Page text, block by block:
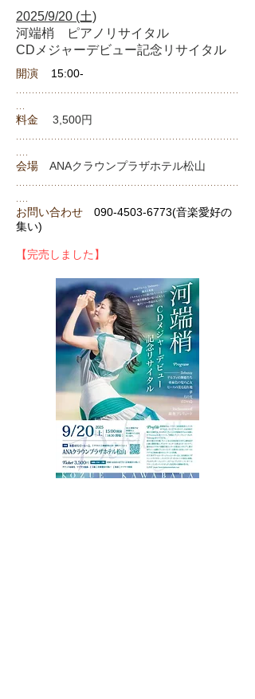
2025/9/20 (土)
河端梢 ピアノリサイタル
​CDメジャーデビュー記念リサイタル
開演 15:00-
......................................................................
...
料金 3,500円
......................................................................
....
会場 ANAクラウンプラザホテル松山
......................................................................
....
お問い合わせ 090-4503-6773(音楽愛好の
集い)
​【完売しました】